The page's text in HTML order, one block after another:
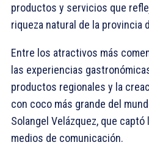
productos y servicios que
riqueza natural de la provincia
Entre los atractivos más
las experiencias
productos regionales y la
con coco más grande del
Solangel Velázquez, que
medios de comunicación.